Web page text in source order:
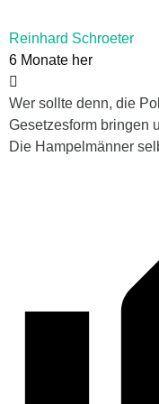
Reinhard Schroeter
6 Monate her
Wer sollte denn, die
Gesetzesform bringen
Die Hampelmänner